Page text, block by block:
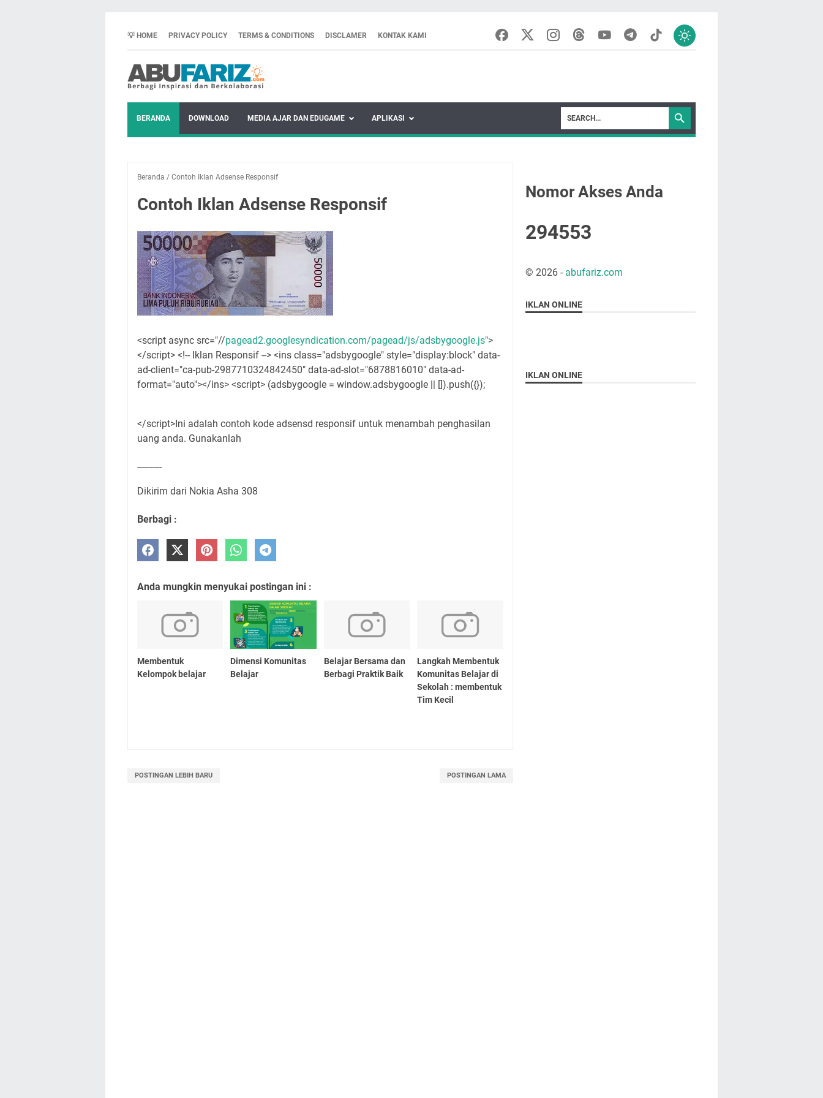
💡 HOME PRIVACY POLICY TERMS & CONDITIONS DISCLAMER KONTAK KAMI
BERANDA DOWNLOAD MEDIA AJAR DAN EDUGAME APLIKASI
Beranda / Contoh Iklan Adsense Responsif
Contoh Iklan Adsense Responsif
<script async src="//pagead2.googlesyndication.com/pagead/js/adsbygoogle.js">
</script> <!-- Iklan Responsif --> <ins class="adsbygoogle" style="display:block" data-
ad-client="ca-pub-2987710324842450" data-ad-slot="6878816010" data-ad-
format="auto"></ins> <script> (adsbygoogle = window.adsbygoogle || []).push({});
</script>Ini adalah contoh kode adsensd responsif untuk menambah penghasilan
uang anda. Gunakanlah
----------
Dikirim dari Nokia Asha 308
Berbagi :
Anda mungkin menyukai postingan ini :
Membentuk
Kelompok belajar
Dimensi Komunitas
Belajar
Belajar Bersama dan
Berbagi Praktik Baik
Langkah Membentuk
Komunitas Belajar di
Sekolah : membentuk
Tim Kecil
POSTINGAN LEBIH BARU POSTINGAN LAMA
Nomor Akses Anda
294553
© 2026- abufariz.com
IKLAN ONLINE
IKLAN ONLINE